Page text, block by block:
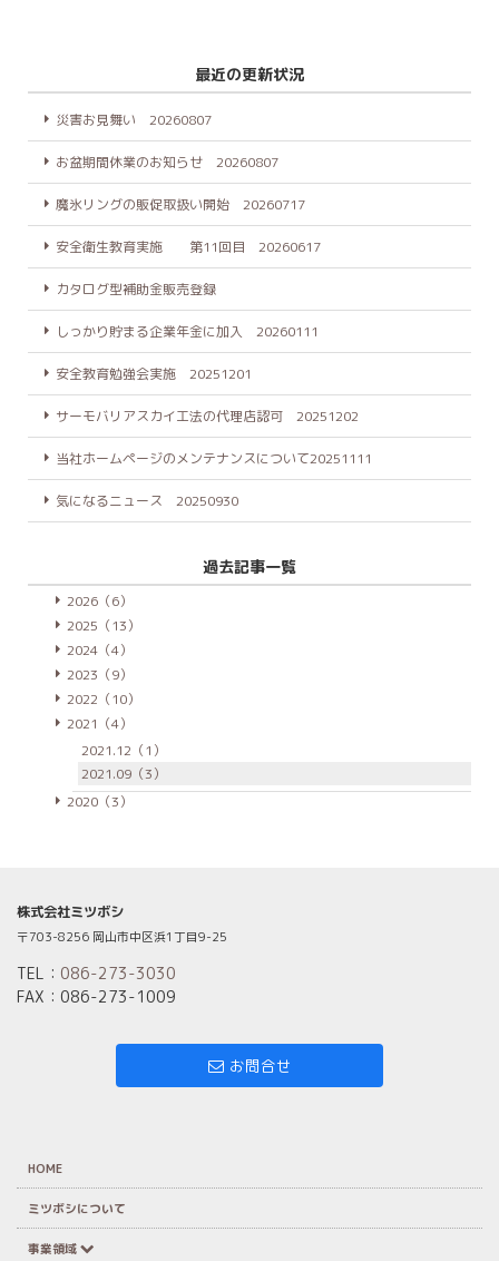
最近の更新状況
災害お見舞い 20260807
お盆期間休業のお知らせ 20260807
魔氷リングの販促取扱い開始 20260717
安全衛生教育実施 第11回目 20260617
カタログ型補助金販売登録
しっかり貯まる企業年金に加入 20260111
安全教育勉強会実施 20251201
サーモバリアスカイ工法の代理店認可 20251202
当社ホームページのメンテナンスについて20251111
気になるニュース 20250930
過去記事一覧
2026（6）
2025（13）
2024（4）
2023（9）
2022（10）
2021（4）
2021.12（1）
2021.09（3）
2020（3）
株式会社ミツボシ
〒703-8256 岡山市中区浜1丁目9-25
TEL： 086-273-3030
FAX：086-273-1009
お問合せ
HOME
ミツボシについて
事業領域